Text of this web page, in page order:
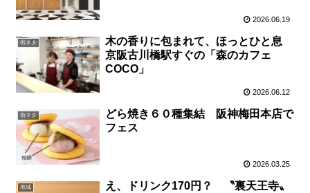
2026.06.19
街ネタ
木の香りに包まれて、ほっとひと息
京阪古川橋駅すぐの「森のカフェ
COCO」
2026.06.12
街ネタ
どら焼き６０種集結 阪神梅田本店で
フェス
2026.03.25
地域
え、ドリンク170円？ 〝裏天王寺〟